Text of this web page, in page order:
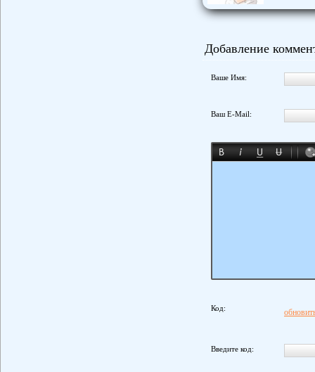
Добавление
Ваше Имя:
Ваш E-Mail:
Код:
Введите код: